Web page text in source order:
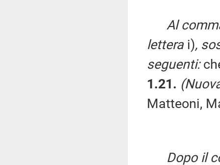
Al
lettera i),
seguenti:
1.21.
Matteoni,
Dopo il